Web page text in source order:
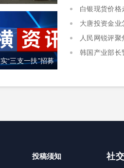
重度高温致多
难
“三支一扶”招募
白银现货价格
大唐投资金业
人民网锐评
球科技话语权争夺
韩国产业部长
投稿须知 社